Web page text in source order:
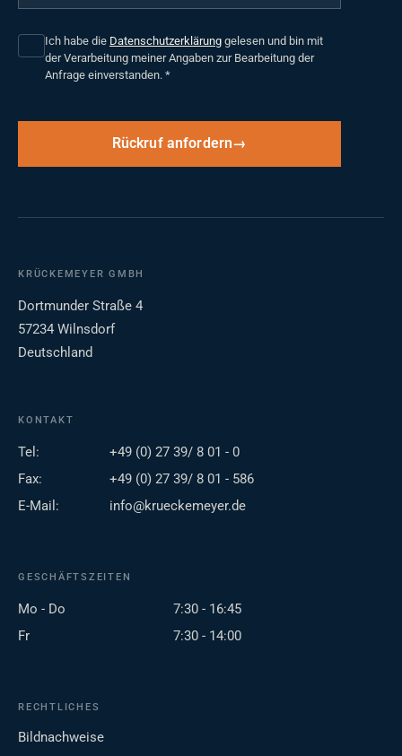
Ich habe die Datenschutzerklärung gelesen und bin mit
der Verarbeitung meiner Angaben zur Bearbeitung der
Anfrage einverstanden. *
Rückruf anfordern
KRÜCKEMEYER GMBH
Dortmunder Straße 4
57234 Wilnsdorf
Deutschland
KONTAKT
Tel:
+49 (0) 27 39/ 8 01 - 0
Fax:
+49 (0) 27 39/ 8 01 - 586
E-Mail:
info@krueckemeyer.de
GESCHÄFTSZEITEN
Mo - Do
7:30 - 16:45
Fr
7:30 - 14:00
RECHTLICHES
Bildnachweise